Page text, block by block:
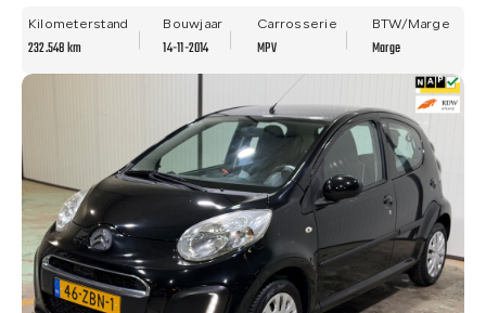
Kilometerstand
232.548 km
Bouwjaar
14-11-2014
Carrosserie
MPV
BTW/Marge
Marge